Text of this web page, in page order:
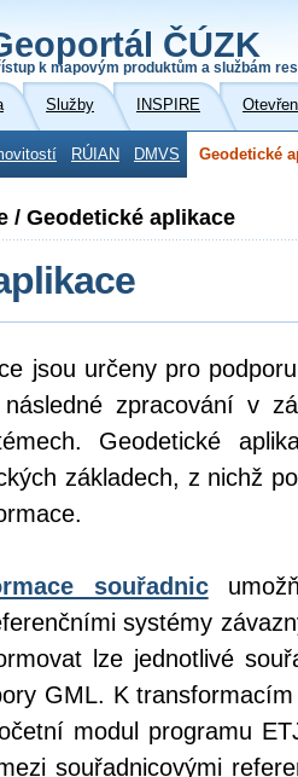
ČÚZK
k mapovým produktům a službám
Služby INSPIRE
RÚIAN DMVS Geodetické
/ Geodetické aplikace
jsou určeny pro
zpracování v
Geodetické
základech, z nichž
souřadnic
systémy
lze jednotlivé
GML. K
modul programu
souřadnicovými